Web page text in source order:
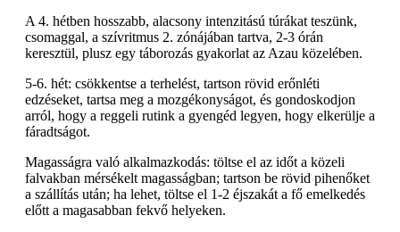
A 4. hétben hosszabb, alacsony intenzitású túrákat teszünk,
csomaggal, a szívritmus 2. zónájában tartva, 2-3 órán
keresztül, plusz egy táborozás gyakorlat az Azau közelében.
5-6. hét: csökkentse a terhelést, tartson rövid erőnléti
edzéseket, tartsa meg a mozgékonyságot, és gondoskodjon
arról, hogy a reggeli rutink a gyengéd legyen, hogy elkerülje a
fáradtságot.
Magasságra való alkalmazkodás: töltse el az időt a közeli
falvakban mérsékelt magasságban; tartson be rövid pihenőket
a szállítás után; ha lehet, töltse el 1-2 éjszakát a fő emelkedés
előtt a magasabban fekvő helyeken.